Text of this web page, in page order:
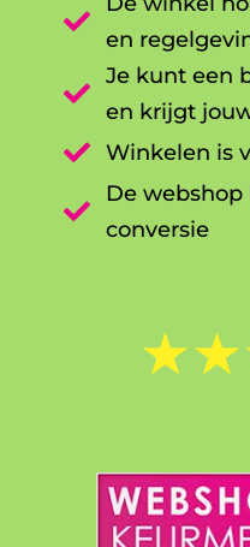

en

Je kunt een
en krijgt

Winkelen is

De
conversie
☆☆